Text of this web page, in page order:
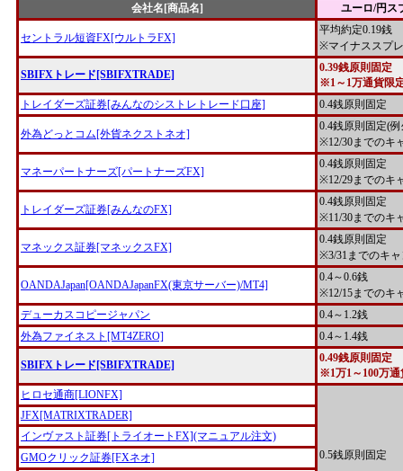
会社名[商品名] ユーロ/円ス
セントラル短資FX[ウルトラFX]
平均約定0.19銭
※マイナススプ
SBIFXトレード[SBIFXTRADE]
0.39銭原則固定
※1～1万通貨限
トレイダーズ証券[みんなのシストレトレード口座]
0.4銭原則固定
外為どっとコム[外貨ネクストネオ]
0.4銭原則固定(
※12/30までのキ
マネーパートナーズ[パートナーズFX]
0.4銭原則固定
※12/29までのキ
トレイダーズ証券[みんなのFX]
0.4銭原則固定
※11/30までのキ
マネックス証券[マネックスFX]
0.4銭原則固定
※3/31までのキ
OANDAJapan[OANDAJapanFX(東京サーバー)/MT4]
0.4～0.6銭
※12/15までのキ
デューカスコピージャパン
0.4～1.2銭
外為ファイネスト[MT4ZERO]
0.4～1.4銭
SBIFXトレード[SBIFXTRADE]
0.49銭原則固定
※1万1～100万通
ヒロセ通商[LIONFX]
0.5銭原則固定
JFX[MATRIXTRADER]
インヴァスト証券[トライオートFX](マニュアル注文)
GMOクリック証券[FXネオ]